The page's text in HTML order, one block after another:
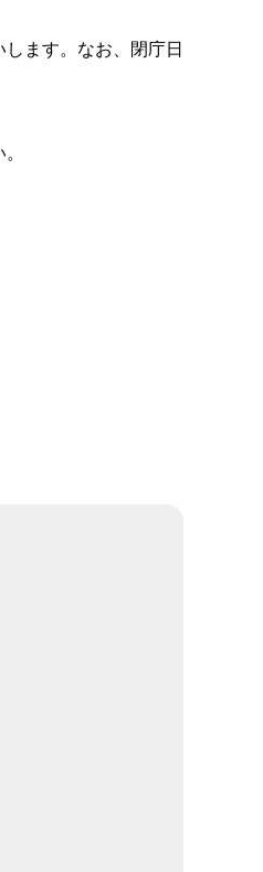
ます。なお、閉庁日